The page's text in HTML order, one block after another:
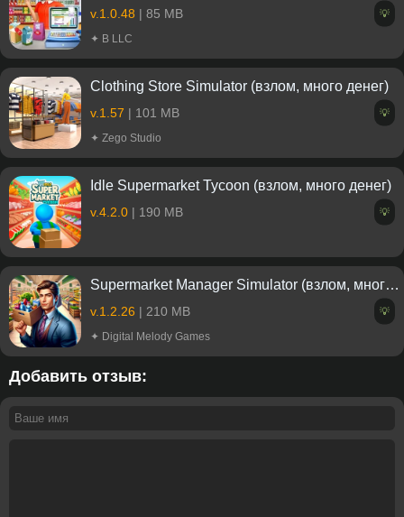
v.1.0.48 | 85 MB
✦ B LLC
💡
Clothing Store Simulator (взлом, много денег)
v.1.57 | 101 MB
✦ Zego Studio
💡
Idle Supermarket Tycoon (взлом, много денег)
v.4.2.0 | 190 MB 💡
Supermarket Manager Simulator (взлом, много денег)
v.1.2.26 | 210 MB
✦ Digital Melody Games
💡
Добавить отзыв: